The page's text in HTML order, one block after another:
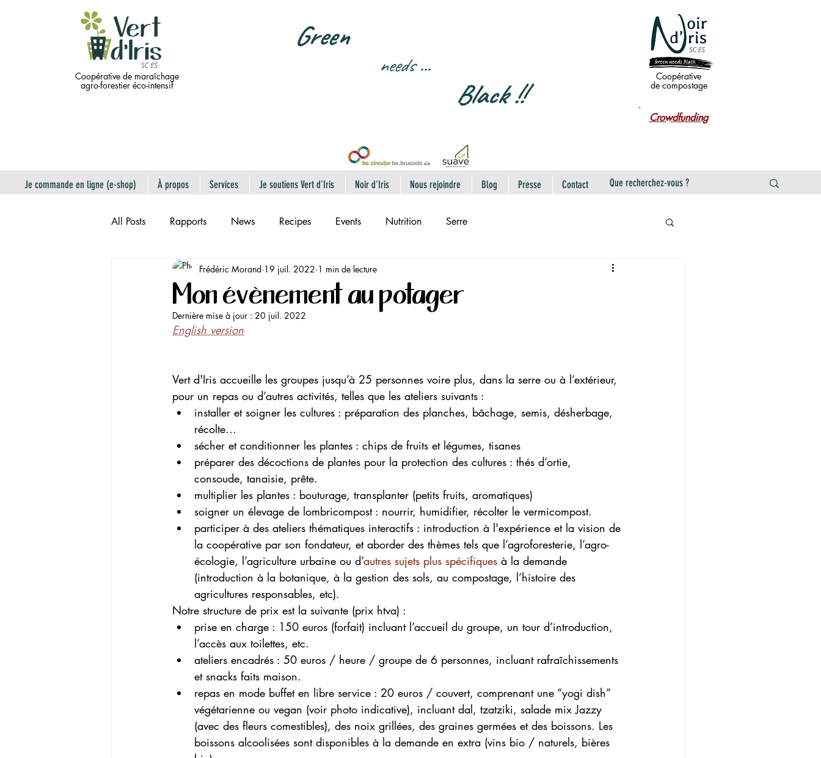
Coopérative de maraîchage
agro-forestier éco-intensif
Green
needs ...
Black !!
Coopérative
de compostage
Crowdfunding
Je commande en ligne (e-shop) À propos Services Je soutiens Vert d'Iris Noir d'Iris Nous rejoindre Blog Presse Contact
All Posts Rapports News Recipes Events Nutrition Serre
Mon évènement au potager
Frédéric Morand 19 juil. 2022 1 min de lecture
Dernière mise à jour : 20 juil. 2022
English version
Vert d'Iris accueille les groupes jusqu’à 25 personnes voire plus, dans la serre ou à l’extérieur,
pour un repas ou d’autres activités, telles que les ateliers suivants :
installer et soigner les cultures : préparation des planches, bâchage, semis, désherbage,
récolte…
sécher et conditionner les plantes : chips de fruits et légumes, tisanes
préparer des décoctions de plantes pour la protection des cultures : thés d’ortie,
consoude, tanaisie, prête.
multiplier les plantes : bouturage, transplanter (petits fruits, aromatiques)
soigner un élevage de lombricompost : nourrir, humidifier, récolter le vermicompost.
participer à des ateliers thématiques interactifs : introduction à l'expérience et la vision de
la coopérative par son fondateur, et aborder des thèmes tels que l’agroforesterie, l’agro-
écologie, l’agriculture urbaine ou d’autres sujets plus spécifiques à la demande
(introduction à la botanique, à la gestion des sols, au compostage, l’histoire des
agricultures responsables, etc).
Notre structure de prix est la suivante (prix htva) :
prise en charge : 150 euros (forfait) incluant l’accueil du groupe, un tour d’introduction,
l’accès aux toilettes, etc.
ateliers encadrés : 50 euros / heure / groupe de 6 personnes, incluant rafraîchissements
et snacks faits maison.
repas en mode buffet en libre service : 20 euros / couvert, comprenant une “yogi dish”
végétarienne ou vegan (voir photo indicative), incluant dal, tzatziki, salade mix Jazzy
(avec des fleurs comestibles), des noix grillées, des graines germées et des boissons. Les
boissons alcoolisées sont disponibles à la demande en extra (vins bio / naturels, bières